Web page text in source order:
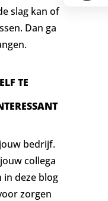
slag kan of
Dan ga
TE
bedrijf.
collega
in deze blog
zorgen